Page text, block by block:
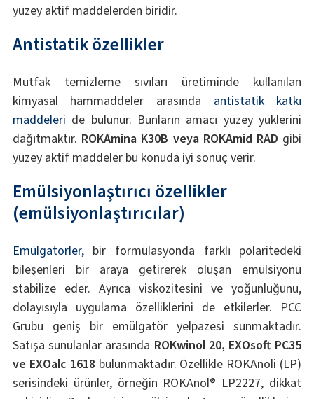
yüzey aktif maddelerden biridir.
Antistatik özellikler
Mutfak temizleme sıvıları üretiminde kullanılan
kimyasal hammaddeler arasında antistatik katkı
maddeleri de bulunur. Bunların amacı yüzey yüklerini
dağıtmaktır. ROKAmina K30B veya ROKAmid RAD gibi
yüzey aktif maddeler bu konuda iyi sonuç verir.
Emülsiyonlaştırıcı özellikler
(emülsiyonlaştırıcılar)
Emülgatörler,bir formülasyonda farklı polaritedeki
bileşenleri bir araya getirerek oluşan emülsiyonu
stabilize eder. Ayrıca viskozitesini ve yoğunluğunu,
dolayısıyla uygulama özelliklerini de etkilerler. PCC
Grubu geniş bir emülgatör yelpazesi sunmaktadır.
Satışa sunulanlar arasında ROKwinol 20, EXOsoft PC35
ve EXOalc 1618 bulunmaktadır. Özellikle ROKAnoli (LP)
serisindeki ürünler, örneğin ROKAnol® LP2227, dikkat